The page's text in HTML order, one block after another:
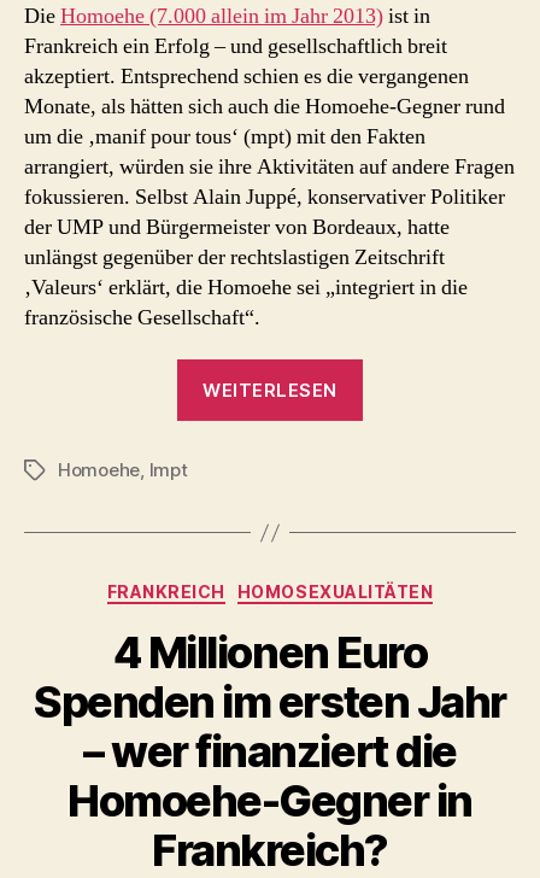
DieHomoehe (7.000 allein im Jahr 2013)ist in
Frankreich ein Erfolg – und gesellschaftlich breit
akzeptiert. Entsprechend schien es die vergangenen
Monate, als hätten sich auch die Homoehe-Gegner rund
um die ‚manif pour tous‘ (mpt) mit den Fakten
arrangiert, würden sie ihre Aktivitäten auf andere Fragen
fokussieren. Selbst Alain Juppé, konservativer Politiker
der UMP und Bürgermeister von Bordeaux, hatte
unlängst gegenüber der rechtslastigen Zeitschrift
‚Valeurs‘ erklärt, die Homoehe sei „integriert in die
französische Gesellschaft“.
WEITERLESEN
wieder“
Schlagwörter
Homoehe, lmpt
Kategorien
FRANKREICH HOMOSEXUALITÄTEN
4 Millionen Euro
Spenden im ersten Jahr
– wer finanziert die
Homoehe-Gegner in
Frankreich?